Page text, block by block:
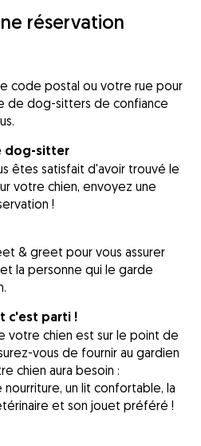
réservation
code postal ou votre rue pour
de dog-sitters de confiance
dog-sitter
êtes satisfait d'avoir trouvé le
votre chien, envoyez une
!
& greet pour vous assurer
la personne qui le garde
c'est parti !
votre chien est sur le point de
vous de fournir au gardien
chien aura besoin :
un lit confortable, la
et son jouet préféré !